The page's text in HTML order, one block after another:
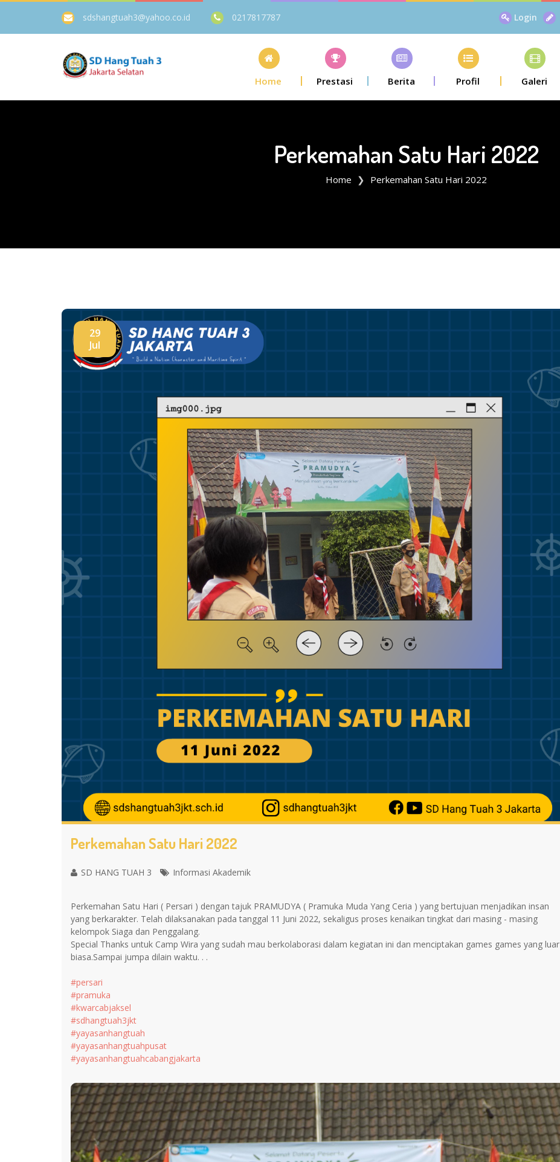
sdshangtuah3@yahoo.co.id 0217817787 Login
Home Prestasi Berita Profil Galeri
Perkemahan Satu Hari 2022
Home Perkemahan Satu Hari 2022
29
Jul
Perkemahan Satu Hari 2022
SD HANG TUAH 3 Informasi Akademik
Perkemahan Satu Hari ( Persari ) dengan tajuk PRAMUDYA ( Pramuka Muda Yang Ceria ) yang bertujuan menjadikan insan
yang berkarakter. Telah dilaksanakan pada tanggal 11 Juni 2022, sekaligus proses kenaikan tingkat dari masing - masing
kelompok Siaga dan Penggalang.
Special Thanks untuk Camp Wira yang sudah mau berkolaborasi dalam kegiatan ini dan menciptakan games games yang luar
biasa.Sampai jumpa dilain waktu. . .
#persari
#pramuka
#kwarcabjaksel
#sdhangtuah3jkt
#yayasanhangtuah
#yayasanhangtuahpusat
#yayasanhangtuahcabangjakarta